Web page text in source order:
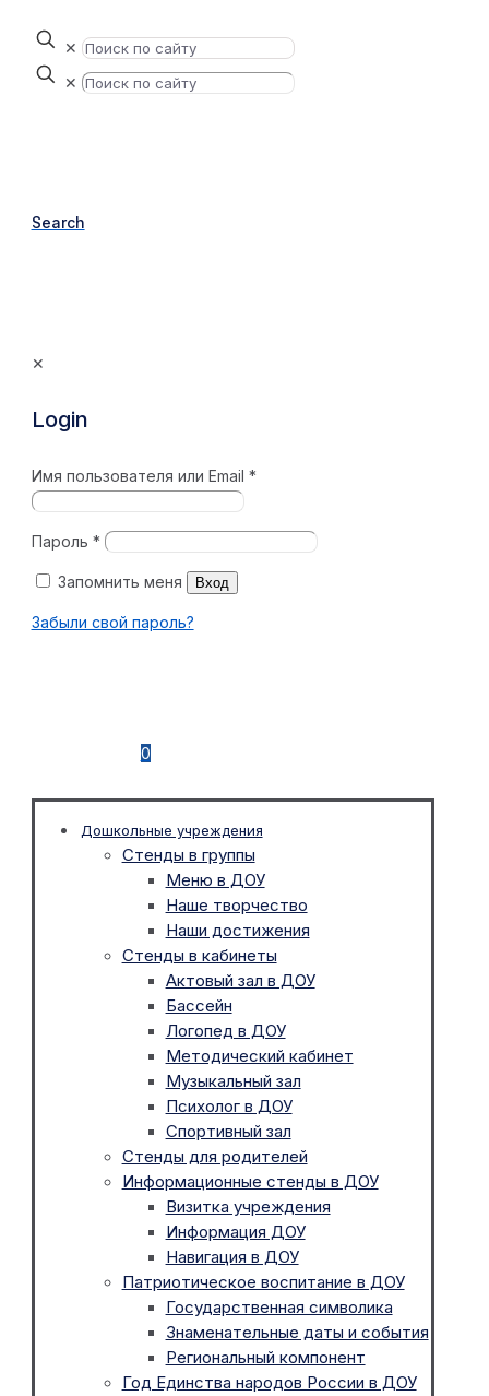
✕
✕
Search
✕
Login
Имя пользователя или Email *
Пароль *
Запомнить меня Вход
Забыли свой пароль?
0
Дошкольные учреждения
Стенды в группы
Меню в ДОУ
Наше творчество
Наши достижения
Стенды в кабинеты
Актовый зал в ДОУ
Бассейн
Логопед в ДОУ
Методический кабинет
Музыкальный зал
Психолог в ДОУ
Спортивный зал
Стенды для родителей
Информационные стенды в ДОУ
Визитка учреждения
Информация ДОУ
Навигация в ДОУ
Патриотическое воспитание в ДОУ
Государственная символика
Знаменательные даты и события
Региональный компонент
Год Единства народов России в ДОУ